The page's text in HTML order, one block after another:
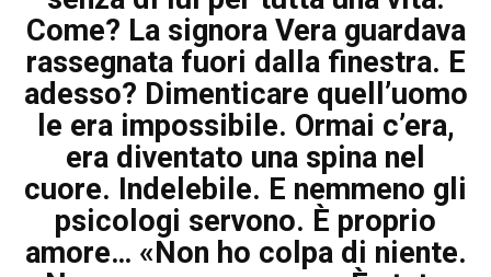
Come? La signora Vera guardava
rassegnata fuori dalla finestra. E
adesso? Dimenticare quell’uomo
le era impossibile. Ormai c’era,
era diventato una spina nel
cuore. Indelebile. E nemmeno gli
psicologi servono. È proprio
amore… «Non ho colpa di niente.